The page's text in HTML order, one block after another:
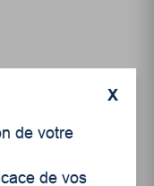
la presse
X
de votre
de vos